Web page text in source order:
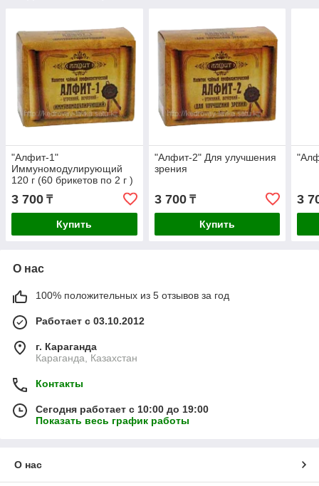
"Алфит-1"
Иммуномодулирующий
120 г (60 брикетов по 2 г )
3 700 ₸
Купить
"Алфит-2" Для улучшения
зрения
3 700₸
Купить
3
О нас
100% положительных из 5 отзывов за год
Работает с 03.10.2012
г. Караганда
Караганда, Казахстан
Контакты
Сегодня работает с 10:00 до 19:00
Показать весь график работы
О нас